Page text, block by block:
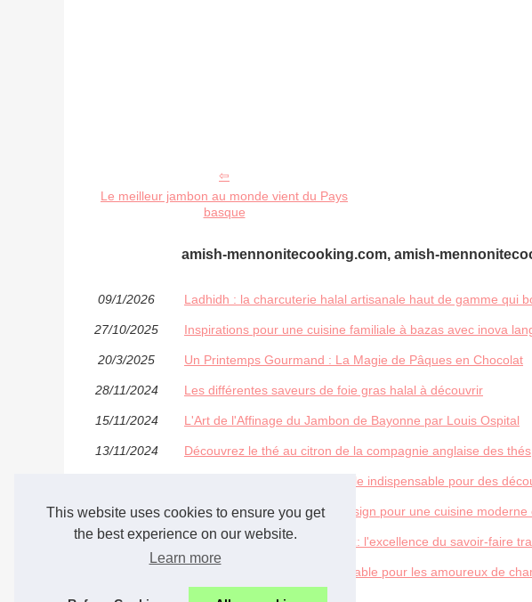
This website uses cookies to ensure you get
the best experience on our website.
Learn more
Le meilleur jambon au monde vient du Pays
basque
amish-mennonitecooking.com, amish-
09/1/2026 Ladhidh : la charcuterie halal artisanale haut de gamme qui
27/10/2025 Inspirations pour une cuisine familiale à bazas avec inova
20/3/2025 Un Printemps Gourmand : La Magie de Pâques en Chocolat
28/11/2024 Les différentes saveurs de foie gras halal à découvrir
15/11/2024 L'Art de l'Affinage du Jambon de Bayonne par Louis Ospital
13/11/2024 Découvrez le thé au citron de la compagnie anglaise des thés
Mandoline cuisine : un ustensile indispensable pour des
13/7/2024 Les accessoires de cuisine design pour une cuisine moderne
20/4/2024 Les boîtes de chocolat Ilbarritz: l'excellence du savoir-faire
Ladhidh : l'adresse incontournable pour les amoureux de